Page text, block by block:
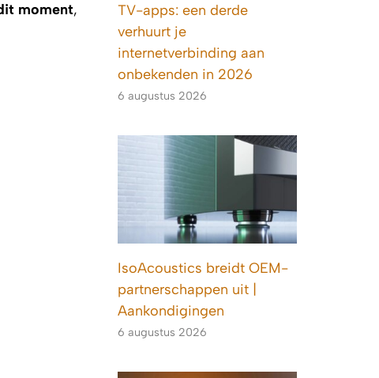
moment,
TV-apps: een derde
verhuurt je
internetverbinding aan
onbekenden in 2026
6 augustus 2026
IsoAcoustics breidt OEM-
partnerschappen uit |
Aankondigingen
6 augustus 2026